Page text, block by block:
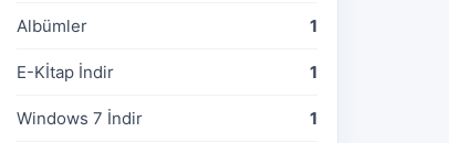
Albümler 1
E-Kİtap İndir 1
Windows 7 İndir 1